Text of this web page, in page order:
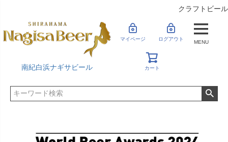
クラフトビール
南紀白浜ナギサビール
マイページ ログアウト
カート
MENU